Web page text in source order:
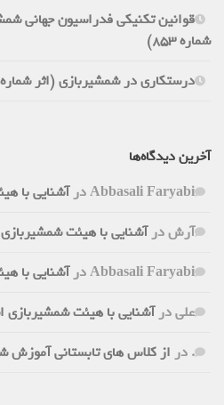
شماره 853)
درستکاری در شمشیربازی (اثر شماره 852)
آخرین دیدگاه‌ها
Abbasali Faryabiدرآشنایی با
آرشدرآشنایی با هیئت شمشیربازی
Abbasali Faryabiدرآشنایی با
علیدرآشنایی با هیئت شمشیربازی
.دراز کلاس های تابستانی آموزش